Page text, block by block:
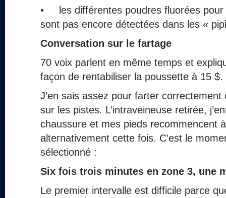
• les différentes poudres fluorées pour
sont pas encore détectées dans les «
Conversation sur le fartage
70 voix parlent en même temps et
façon de rentabiliser la poussette à 15 $.
J’en sais assez pour farter
sur les pistes. L’intraveineuse retirée,
chaussure et mes pieds recommencent
alternativement cette fois. C’est le
sélectionné :
Six fois trois minutes en zone 3, une
Le premier intervalle est difficile parce